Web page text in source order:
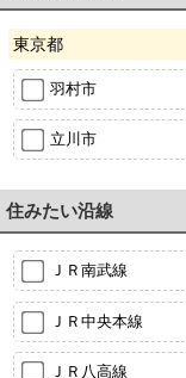
東京都
羽村市
立川市
住みたい沿線
ＪＲ南武線
ＪＲ中央本線
ＪＲ八高線